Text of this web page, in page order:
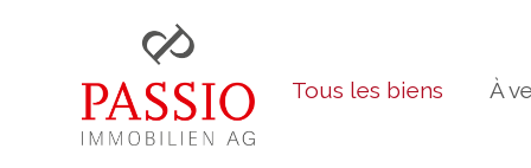
Tous les biens À